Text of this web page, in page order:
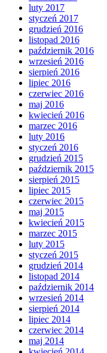
luty 2017
styczeń 2017
grudzień 2016
listopad 2016
październik 2016
wrzesień 2016
sierpień 2016
lipiec 2016
czerwiec 2016
maj 2016
kwiecień 2016
marzec 2016
luty 2016
styczeń 2016
grudzień 2015
październik 2015
sierpień 2015
lipiec 2015
czerwiec 2015
maj 2015
kwiecień 2015
marzec 2015
luty 2015
styczeń 2015
grudzień 2014
listopad 2014
październik 2014
wrzesień 2014
sierpień 2014
lipiec 2014
czerwiec 2014
maj 2014